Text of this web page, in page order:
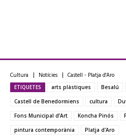
Cultura Notícies Castell - Platja d'Aro
ETIQUETES arts plàstiques Besalú
Castell de Benedormiens
cultura
Fons Municipal d’Art
Koncha Pinós
pintura contemporània
Platja d'Aro